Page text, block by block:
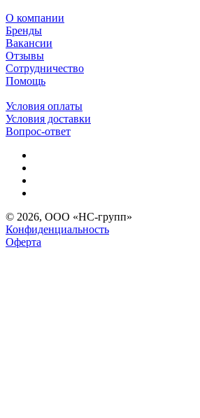
О компании
Бренды
Вакансии
Отзывы
Сотрудничество
Помощь
Условия оплаты
Условия доставки
Вопрос-ответ
© 2026, ООО «НС-групп»
Конфиденциальность
Оферта